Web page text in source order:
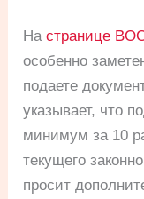
Настранице
особенно
подаете
указывает, что
минимум за 10
текущего
просит